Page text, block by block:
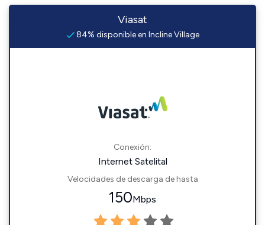
Viasat
84% disponible en Incline Village
Conexión:
Internet Satelital
Velocidades de descarga de hasta
150Mbps